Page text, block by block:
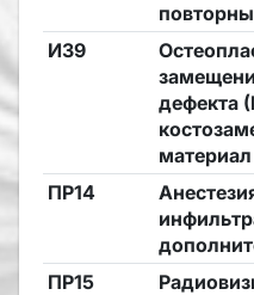
И39
дефекта
ПР14
ПР15